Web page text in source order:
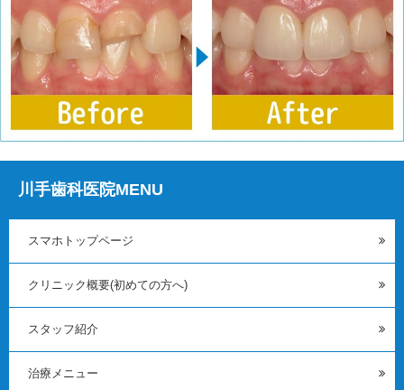
川手歯科医院MENU
スマホトップページ
クリニック概要(初めての方へ)
スタッフ紹介
治療メニュー